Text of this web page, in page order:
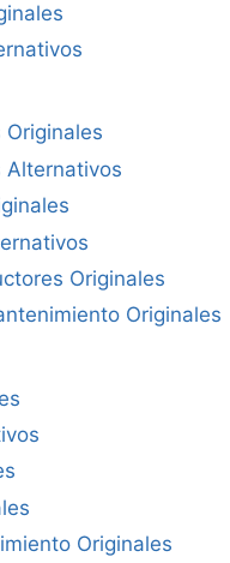
Alternativos
Originales
Originales
Originales